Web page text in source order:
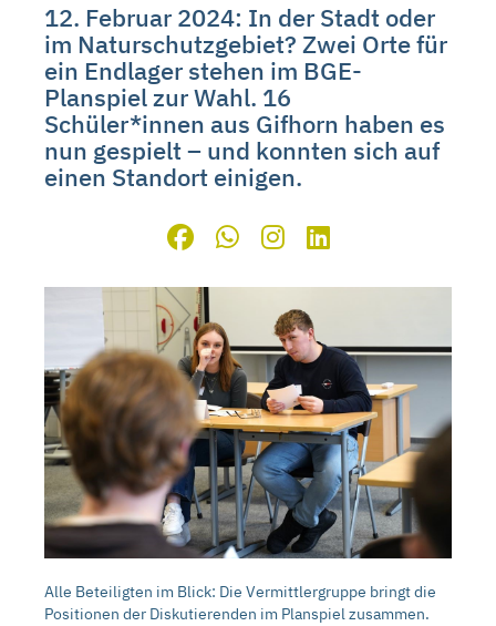
12. Februar 2024: In der Stadt oder
im Naturschutzgebiet? Zwei Orte für
ein Endlager stehen im BGE-
Planspiel zur Wahl. 16
Schüler*innen aus Gifhorn haben es
nun gespielt – und konnten sich auf
einen Standort einigen.
Alle Beteiligten im Blick: Die Vermittlergruppe bringt die
Positionen der Diskutierenden im Planspiel zusammen.
Wer kann die anderen von seinen Argumenten
überzeugen? Bei der Suche nach dem Planspiel-Endlager
Wohin mit dem Endlager? Beim Planspiel diskutierten
darüber Berufsschüler*innen in Gifhorn.